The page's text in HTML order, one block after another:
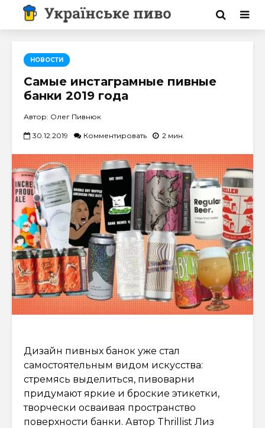
НОВОСТИ
Самые инстаграмные пивные
банки 2019 года
Автор: Олег Пивнюк
30.12.2019 Комментировать 2 мин.
Дизайн пивных банок уже стал
самостоятельным видом искусства:
стремясь выделиться, пивоварни
придумают яркие и броские этикетки,
творчески осваивая пространство
поверхности банки. Автор Thrillist Лиз